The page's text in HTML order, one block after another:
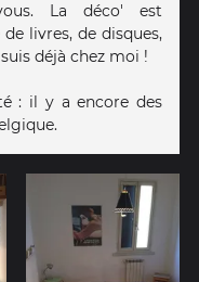
La déco' est
livres, de disques,
déjà chez moi !
: il y a encore des